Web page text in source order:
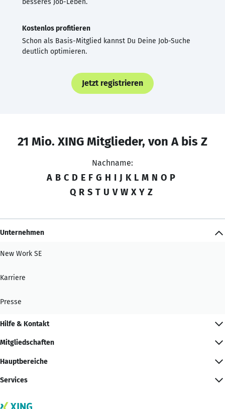
Kostenlos profitieren
Schon als Basis-Mitglied kannst Du Deine Job-Suche
deutlich optimieren.
Jetzt registrieren
21 Mio. XING Mitglieder, von A bis Z
Nachname:
A B C D E F G H I J K L M N O P
Q R S T U V W X Y Z
Unternehmen
New Work SE
Karriere
Presse
Hilfe & Kontakt
Mitgliedschaften
Hauptbereiche
Services